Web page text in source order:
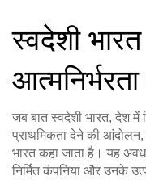
स्वदेशी
जब बातस्वदेशी भारत, देश में
प्राथमिकता देने की आंदोलन,
भारतकहा जाता है। यह
निर्मित कंपनियां और उनके